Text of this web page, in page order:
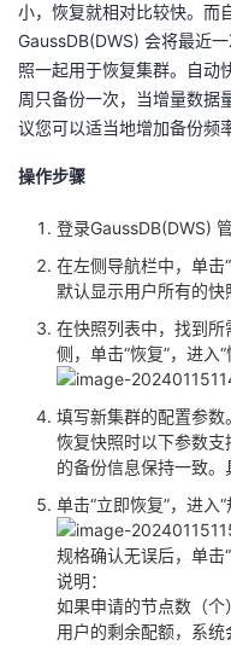
小，恢复就相对比较快。而
GaussDB(DWS) 会将最近
照一起用于恢复集群。自动
周只备份一次，当增量数据
议您可以适当地增加备份频率
操作步骤
登录GaussDB(DWS)
在左侧导航栏中，单击“
默认显示用户所有的快
在快照列表中，找到
侧，单击“恢复”，进入
填写新集群的配置参数。
恢复快照时以下参数
的备份信息保持一致。
单击“立即恢复”，进入“
规格确认无误后，单击
说明：
如果申请的节点数（
用户的剩余配额，系